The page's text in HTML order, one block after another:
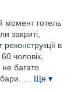
момент готель
закриті,
в
чоловік,
багато
… Ще ▾